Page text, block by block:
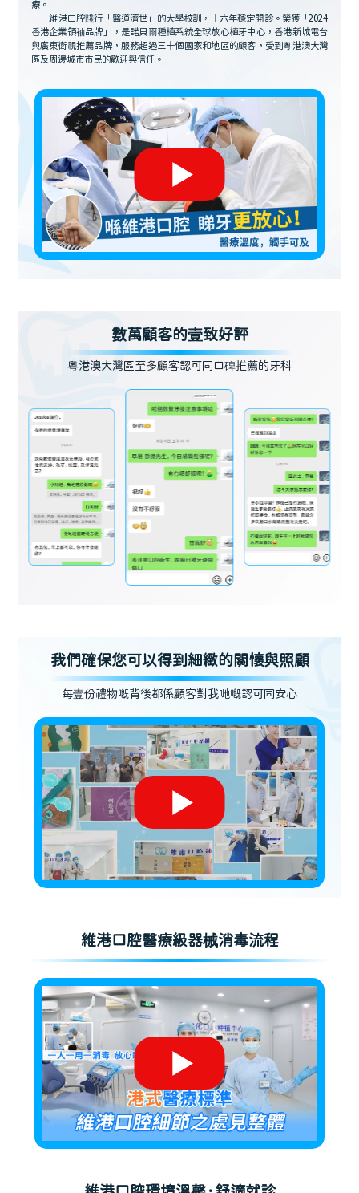
療。
維港口腔踐行「醫道濟世」的大學校訓，十六年穩定開診。榮獲「2024
香港企業領袖品牌」，是諾貝爾種植系統全球放心植牙中心，香港新城電台
與廣東衛視推薦品牌，服務超過三十個國家和地區的顧客，受到粵港澳大灣
區及周邊城市市民的歡迎與信任。
數萬顧客的壹致好評
粵港澳大灣區至多顧客認可同口碑推薦的牙科
我們確保您可以得到細緻的關懷與照顧
每壹份禮物嘅背後都係顧客對我哋嘅認可同安心
維港口腔醫療級器械消毒流程